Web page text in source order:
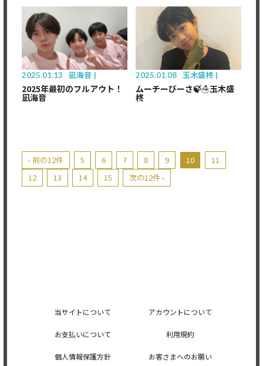
2025.01.13 凪海音
2025年最初のフルアウト！
凪海音
2025.01.08 玉木盛柊
ムーチーびーさ🍃☃️玉木盛
柊
‹ 前の12件 5 6 7 8 9 10
11
12
13 14 15 次の12件 ›
当サイトについて アカウントについて
お支払いについて 利用規約
個人情報保護方針 お客さまへのお願い